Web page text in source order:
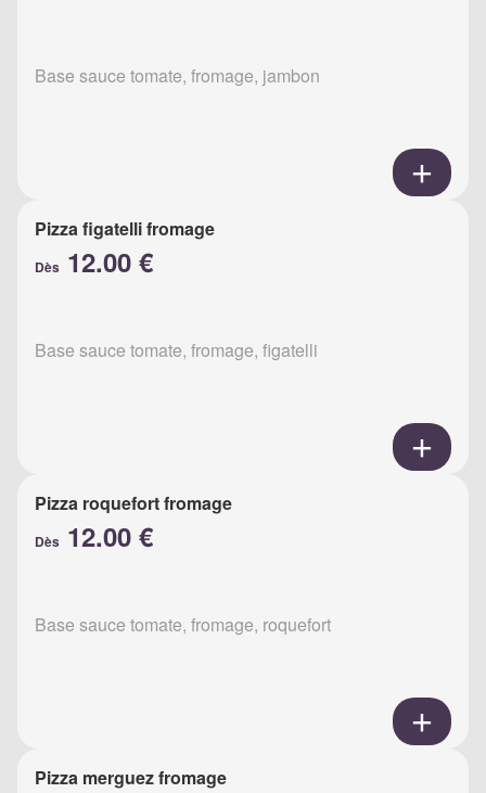
Base sauce tomate, fromage, jambon
Pizza figatelli fromage
Dès 12.00 €
Base sauce tomate, fromage, figatelli
Pizza roquefort fromage
Dès 12.00 €
Base sauce tomate, fromage, roquefort
Pizza merguez fromage